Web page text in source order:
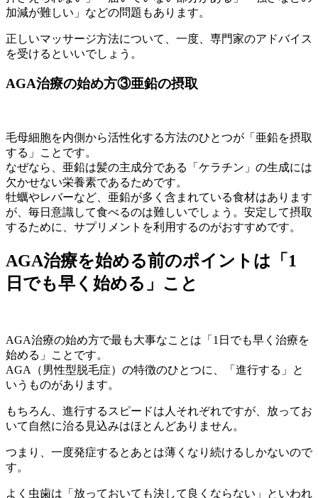
加減が難しい」などの問題もあります。
正しいマッサージ方法について、一度、専門家のアドバイス
を受けるといいでしょう。
AGA治療の始め方③亜鉛の摂取
毛母細胞を内側から活性化する方法のひとつが「亜鉛を摂取
する」ことです。
なぜなら、亜鉛は髪の主成分である「ケラチン」の生成には
欠かせない栄養素であるためです。
牡蠣やレバーなど、亜鉛が多く含まれている食材はあります
が、毎日意識して食べるのは難しいでしょう。安定して摂取
するために、サプリメントを利用するのがおすすめです。
AGA治療を始める前のポイントは「1
日でも早く始める」こと
AGA治療の始め方で最も大事なことは「1日でも早く治療を
始める」ことです。
AGA（男性型脱毛症）の特徴のひとつに、「進行する」と
いうものがあります。
もちろん、進行するスピードは人それぞれですが、放ってお
いて自然に治る見込みはほとんどありません。
つまり、一度発症するとあとは薄くなり続けるしかないので
す。
よく虫歯は「放っておいても決して良くならない」といわれ